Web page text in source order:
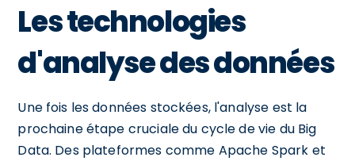
Les technologies
d'analyse des données
Une fois les données stockées, l'analyse est la
prochaine étape cruciale du cycle de vie du Big
Data. Des plateformes comme Apache Spark et